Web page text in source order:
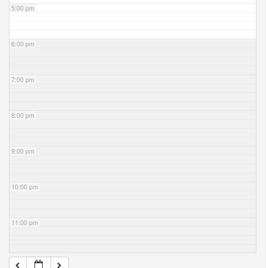
5:00 pm
6:00 pm
7:00 pm
8:00 pm
9:00 pm
10:00 pm
11:00 pm